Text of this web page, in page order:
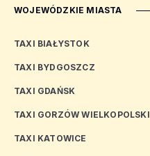
WOJEWÓDZKIE MIASTA
TAXI BIAŁYSTOK
TAXI BYDGOSZCZ
TAXI GDAŃSK
TAXI GORZÓW WIELKOPOLSKI
TAXI KATOWICE